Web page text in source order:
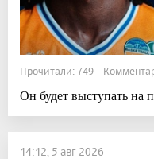
Прочитали: 749
Он будет выступать на
14:12, 5 авг 2026